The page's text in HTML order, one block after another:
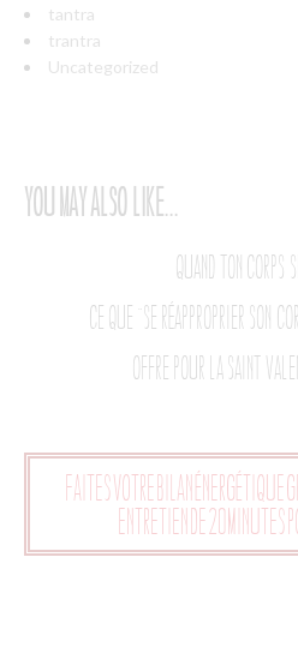
tantra
trantra
Uncategorized
You may also like...
Quand ton corps
Ce que “se réapproprier son
Offre pour la Saint
Faites votre bilan énergétique
entretien de 20 minutes